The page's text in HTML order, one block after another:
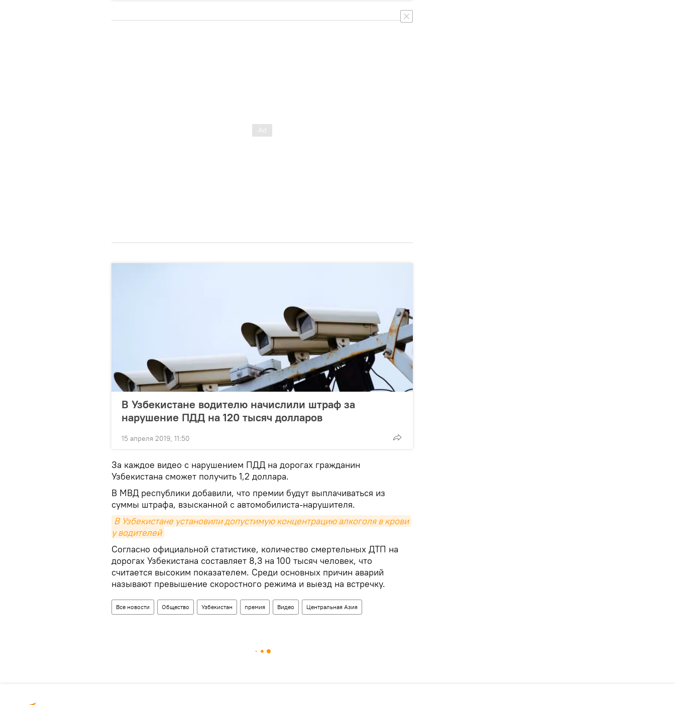
В Узбекистане водителю начислили штраф за
нарушение ПДД на 120 тысяч долларов
15 апреля 2019, 11:50
За каждое видео с нарушением ПДД на дорогах гражданин
Узбекистана сможет получить 1,2 доллара.
В МВД республики добавили, что премии будут выплачиваться из
суммы штрафа, взысканной с автомобилиста-нарушителя.
В Узбекистане установили допустимую концентрацию алкоголя в крови
у водителей
Согласно официальной статистике, количество смертельных ДТП на
дорогах Узбекистана составляет 8,3 на 100 тысяч человек, что
считается высоким показателем. Среди основных причин аварий
называют превышение скоростного режима и выезд на встречку.
Все новости Общество Узбекистан премия Видео Центральная Азия